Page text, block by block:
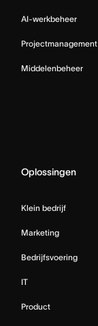
AI-werkbeheer
Projectmanagement
Middelenbeheer
Oplossingen
Klein bedrijf
Marketing
Bedrijfsvoering
IT
Product